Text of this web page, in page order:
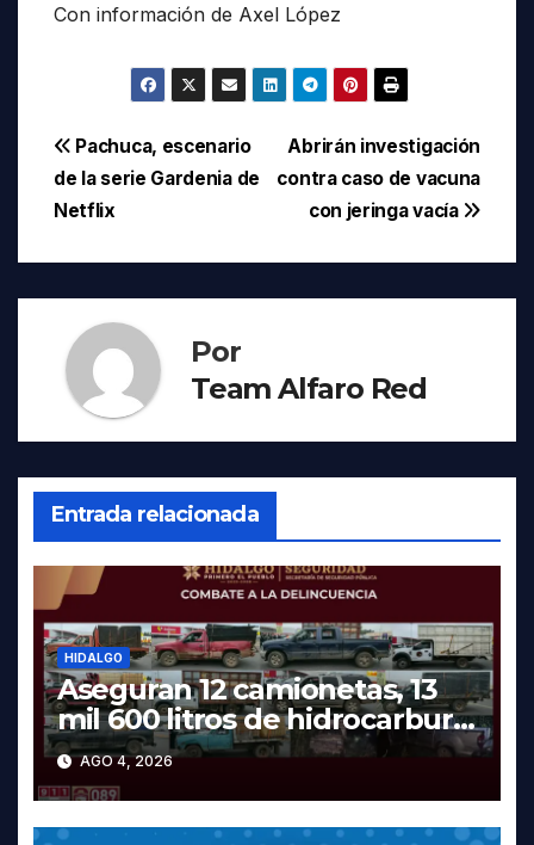
Con información de Axel López
Navegación
de
entradas
Abrirán investigación
contra caso de vacuna
con jeringa vacía
Pachuca, escenario
de la serie Gardenia de
Netflix
Por
Team Alfaro Red
Entrada relacionada
HIDALGO
Aseguran 12 camionetas, 13
mil 600 litros de hidrocarburo
y dos vehículos robados en
Tula
AGO 4, 2026